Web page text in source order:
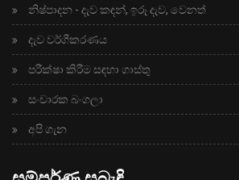
නිෂ්පාදන - දැව කඳන්, ඉරූ දැව, වෙනත්
දැව වර්ගීකරණය
පරීක්ෂා කිරීම සඳහා ගාස්තු
සංචාරක බංගලා
අපි ගැන